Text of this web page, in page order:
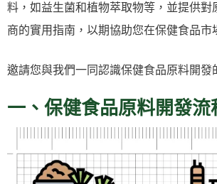
料，如益生菌和植物萃取物等，並提供
商的實用指南，以期協助您在保健食品
邀請您與我們一同認識保健食品原料開
一、保健食品原料開發流